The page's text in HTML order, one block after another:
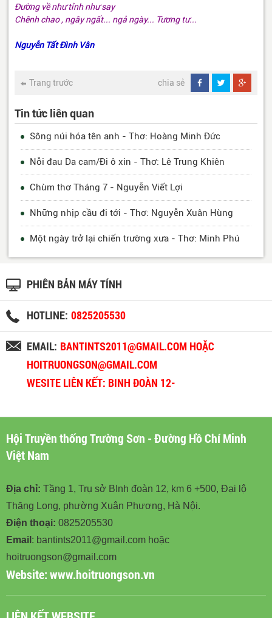
Đường về như tỉnh như say
Chênh chao , ngây ngất... ngả ngày... Tương tư...
Nguyễn Tất Đình Vân
Trang trước chia sẻ
Tin tức liên quan
Sông núi hóa tên anh - Thơ: Hoàng Minh Đức
Nỗi đau Da cam/Đi ô xin - Thơ: Lê Trung Khiên
Chùm thơ Tháng 7 - Nguyễn Viết Lợi
Những nhịp cầu đi tới - Thơ: Nguyễn Xuân Hùng
Một ngày trở lại chiến trường xưa - Thơ: Minh Phú
PHIÊN BẢN MÁY TÍNH
HOTLINE: 0825205530
EMAIL: BANTINTS2011@GMAIL.COM HOẶC
HOITRUONGSON@GMAIL.COM
WESITE LIÊN KẾT: BINH ĐOÀN 12-
Hội Truyền thống Trường Sơn - Đường Hồ Chí Minh
Việt Nam
Địa chỉ: Tầng 1, Trụ sở BInh đoàn 12, km 6 +500, Đại lộ
Thăng Long, phường Xuân Phương, Hà Nội.
Điện thoại: 0825205530
Email : bantints2011@gmail.com hoặc
hoitruongson@gmail.com
Website:www.hoitruongson.vn